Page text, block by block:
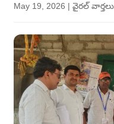
May 19, 2026 | వైరల్ వార్తలు